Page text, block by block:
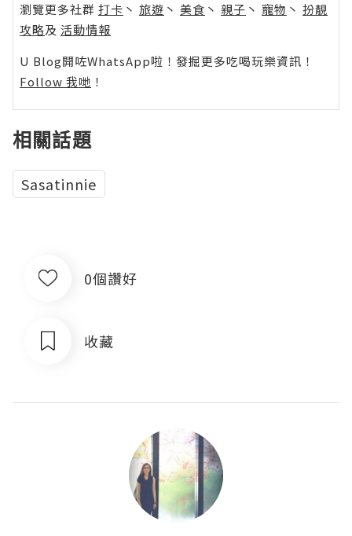
瀏覽更多社群 打卡 丶 旅遊 丶 美食 丶 親子 丶 寵物 丶 扮靚
攻略及 活動情報
U Blog開咗WhatsApp啦！發掘更多吃喝玩樂資訊！
Follow 我哋 ！
相關話題
Sasatinnie
0個讚好
收藏